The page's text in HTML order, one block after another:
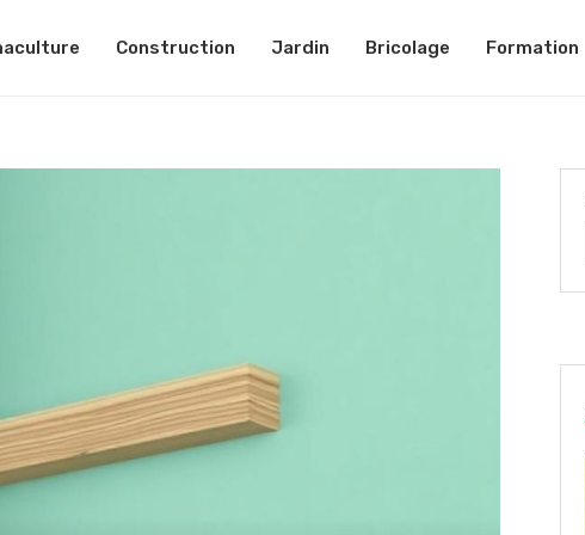
Construction Jardin Bricolage Formation